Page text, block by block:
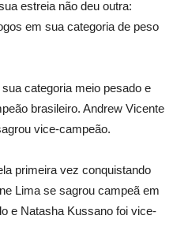
estreia não deu outra:
em sua categoria de peso
categoria meio pesado e
brasileiro. Andrew Vicente
vice-campeão.
primeira vez conquistando
Lima se sagrou campeã em
e Natasha Kussano foi vice-